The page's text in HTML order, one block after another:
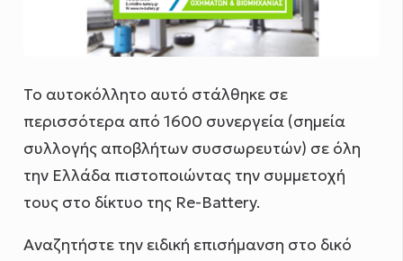
To αυτοκόλλητο αυτό στάλθηκε σε
περισσότερα από 1600 συνεργεία (σημεία
συλλογής αποβλήτων συσσωρευτών) σε όλη
την Ελλάδα πιστοποιώντας την συμμετοχή
τους στο δίκτυο της Re-Battery.
Αναζητήστε την ειδική επισήμανση στο δικό